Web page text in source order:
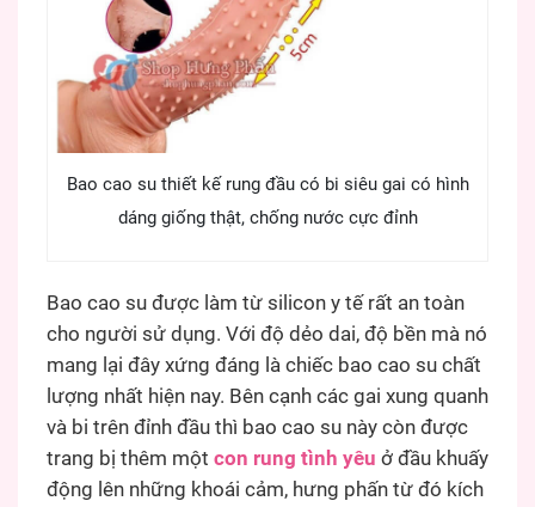
Bao cao su thiết kế rung đầu có bi siêu gai có hình
dáng giống thật, chống nước cực đỉnh
Bao cao su được làm từ silicon y tế rất an toàn
cho người sử dụng. Với độ dẻo dai, độ bền mà nó
mang lại đây xứng đáng là chiếc bao cao su chất
lượng nhất hiện nay. Bên cạnh các gai xung quanh
và bi trên đỉnh đầu thì bao cao su này còn được
trang bị thêm một con rung tình yêu ở đầu khuấy
động lên những khoái cảm, hưng phấn từ đó kích